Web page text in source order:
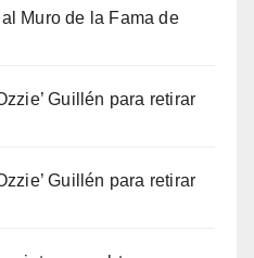
Muro de la Fama de
Guillén para retirar
Guillén para retirar